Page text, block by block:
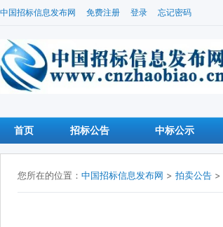
中国招标信息发布网 免费注册 登录 忘记密码
首页 招标公告 中标公示
您所在的位置： 中国招标信息发布网 > 拍卖公告 >